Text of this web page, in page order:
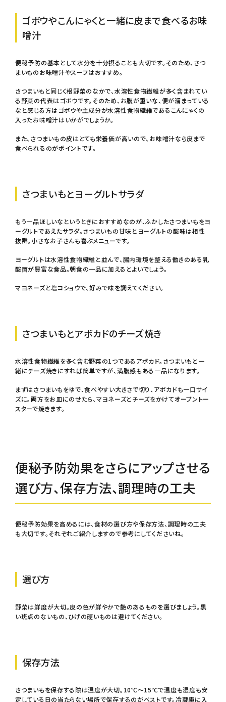
ゴボウやこんにゃくと一緒に皮まで食べるお味
噌汁
便秘予防の基本として水分を十分摂ることも大切です。そのため、さつ
まいものお味噌汁やスープはおすすめ。
さつまいもと同じく根野菜のなかで、水溶性食物繊維が多く含まれてい
る野菜の代表はゴボウです。そのため、お腹が重いな、便が溜まっている
なと感じる方はゴボウや主成分が水溶性食物繊維であるこんにゃくの
入ったお味噌汁はいかがでしょうか。
また、さつまいもの皮はとても栄養価が高いので、お味噌汁なら皮まで
食べられるのがポイントです。
さつまいもとヨーグルトサラダ
もう一品ほしいなというときにおすすめなのが、ふかしたさつまいもをヨ
ーグルトであえたサラダ。さつまいもの甘味とヨーグルトの酸味は相性
抜群。小さなお子さんも喜ぶメニューです。
ヨーグルトは水溶性食物繊維と並んで、腸内環境を整える働きのある乳
酸菌が豊富な食品。朝食の一品に加えるとよいでしょう。
マヨネーズと塩コショウで、好みで味を調えてください。
さつまいもとアボカドのチーズ焼き
水溶性食物繊維を多く含む野菜の1つであるアボカド。さつまいもと一
緒にチーズ焼きにすれば簡単ですが、満腹感もある一品になります。
まずはさつまいもをゆで、食べやすい大きさで切り、アボカドも一口サイ
ズに。両方をお皿にのせたら、マヨネーズとチーズをかけてオーブントー
スターで焼きます。
便秘予防効果をさらにアップさせる
選び方、保存方法、調理時の工夫
便秘予防効果を高めるには、食材の選び方や保存方法、調理時の工夫
も大切です。それぞれご紹介しますので参考にしてくださいね。
選び方
野菜は鮮度が大切。皮の色が鮮やかで艶のあるものを選びましょう。黒
い斑点のないもの、ひげの硬いものは避けてください。
保存方法
さつまいもを保存する際は温度が大切。10℃～15℃で温度も湿度も安
定している日の当たらない場所で保存するのがベストです。冷蔵庫に入